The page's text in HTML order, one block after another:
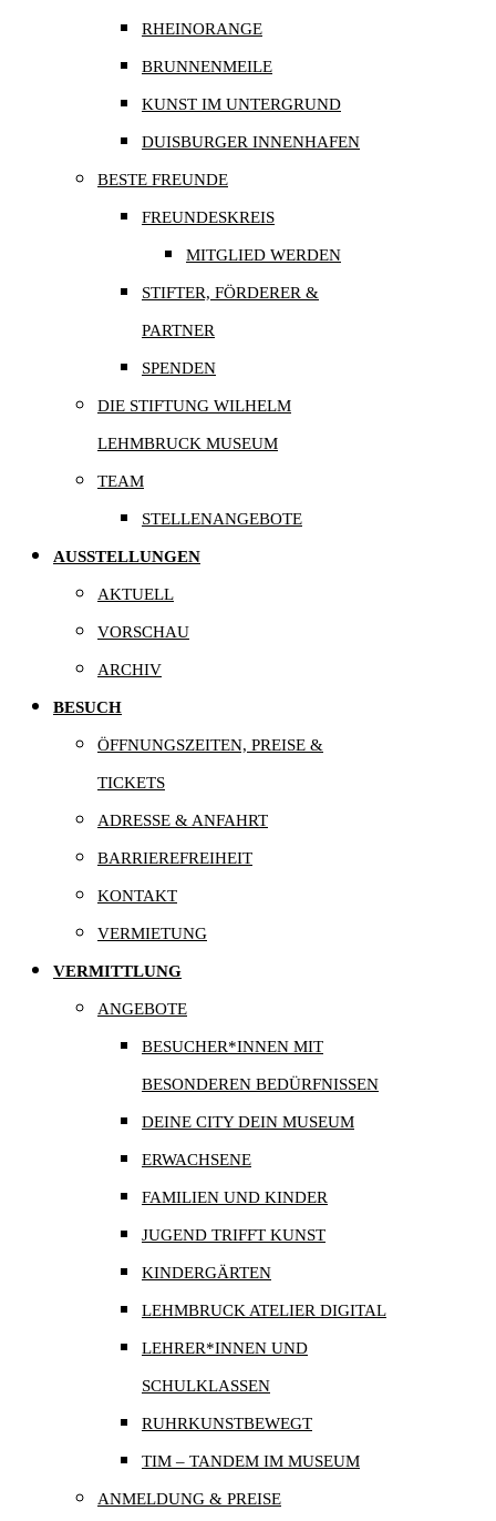
RHEINORANGE
BRUNNENMEILE
KUNST IM UNTERGRUND
DUISBURGER INNENHAFEN
BESTE FREUNDE
FREUNDESKREIS
MITGLIED WERDEN
STIFTER, FÖRDERER &
PARTNER
SPENDEN
DIE STIFTUNG WILHELM
LEHMBRUCK MUSEUM
TEAM
STELLENANGEBOTE
AUSSTELLUNGEN
AKTUELL
VORSCHAU
ARCHIV
BESUCH
ÖFFNUNGSZEITEN, PREISE &
TICKETS
ADRESSE & ANFAHRT
BARRIEREFREIHEIT
KONTAKT
VERMIETUNG
VERMITTLUNG
ANGEBOTE
BESUCHER*INNEN MIT
BESONDEREN BEDÜRFNISSEN
DEINE CITY DEIN MUSEUM
ERWACHSENE
FAMILIEN UND KINDER
JUGEND TRIFFT KUNST
KINDERGÄRTEN
LEHMBRUCK ATELIER DIGITAL
LEHRER*INNEN UND
SCHULKLASSEN
RUHRKUNSTBEWEGT
TIM – TANDEM IM MUSEUM
ANMELDUNG & PREISE